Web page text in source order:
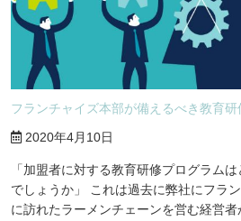
フランチャイズ本部が備えるべき教育
2020年4月10日
「加盟者に対する教育研修プログラム
でしょうか」 これは過去に弊社にフラ
に訪れたラーメンチェーンを営む経営